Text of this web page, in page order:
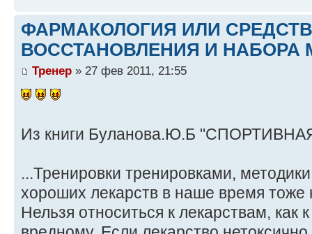
ФАРМАКОЛОГИЯ ИЛИ
ВОССТАНОВЛЕНИЯ И НАБОРА
Тренер » 27 фев 2011, 21:55
Из книги Буланова.Ю.Б
...Тренировки тренировками,
хороших лекарств в наше время тоже
Нельзя относиться к лекарствам, как